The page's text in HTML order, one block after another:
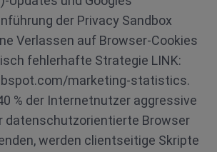
der Privacy Sandbox
Verlassen auf Browser-Cookies
fehlerhafte Strategie LINK:
marketing-statistics.
% der Internetnutzer aggressive
datenschutzorientierte Browser
werden clientseitige Skripte